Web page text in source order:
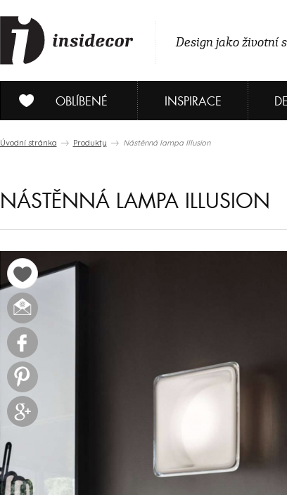
Design jako životní
OBLÍBENÉ INSPIRACE
Úvodní stránka Produkty Nástěnná lampa Illusion
NÁSTĚNNÁ LAMPA ILLUSION